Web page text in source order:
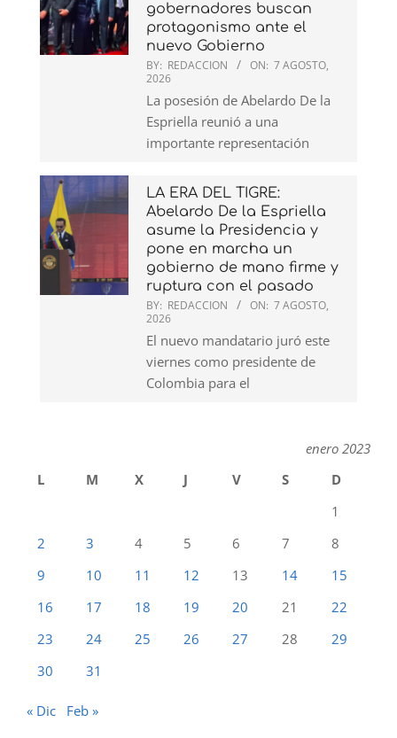
gobernadores buscan
protagonismo ante el
nuevo Gobierno
BY: REDACCION ON: 7 AGOSTO,
2026
La posesión de Abelardo De la
Espriella reunió a una
importante representación
LA ERA DEL TIGRE:
Abelardo De la Espriella
asume la Presidencia y
pone en marcha un
gobierno de mano firme y
ruptura con el pasado
BY: REDACCION ON: 7 AGOSTO,
2026
El nuevo mandatario juró este
viernes como presidente de
Colombia para el
enero 2023
L
M X J V S
D
1
2
3 4 5 6 7
8
9
10 11 12 13 14
15
16
17 18 19 20 21
22
23
24 25 26 27 28
29
30
31
« Dic Feb »